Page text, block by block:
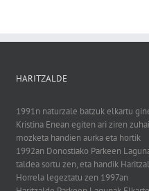
HARITZALDE
1991n naturzale batzuk elkartu
Kristina Enean egiten ari ziren
mozketa handien aurka eta hortik
1992an Donostiako Parkeen
taldea sortu zen, eta handik
Horrela legeztatu zen 1997an